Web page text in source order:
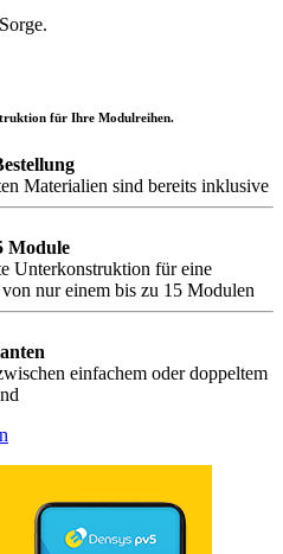
für Ihre Modulreihen.
Materialien sind bereits inklusive
Module
Unterkonstruktion für eine
nur einem bis zu 15 Modulen
einfachem oder doppeltem